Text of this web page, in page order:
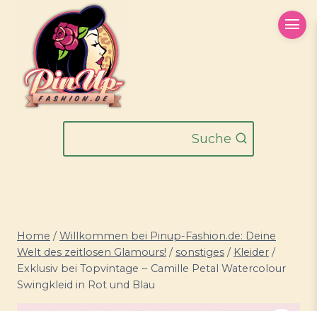
springen
Suche
Home / Willkommen bei Pinup-Fashion.de: Deine
Welt des zeitlosen Glamours! / sonstiges / Kleider /
Exklusiv bei Topvintage ~ Camille Petal Watercolour
Swingkleid in Rot und Blau